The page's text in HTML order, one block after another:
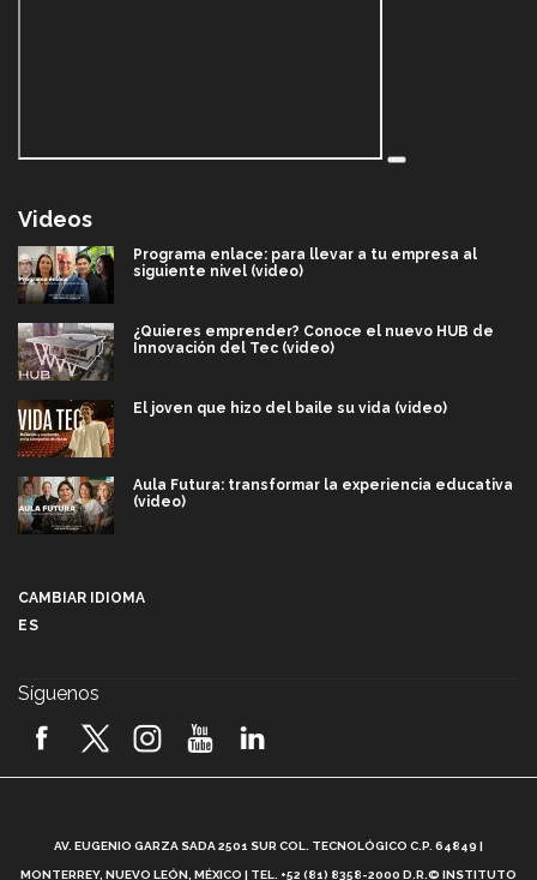
Videos
Programa enlace: para llevar a tu empresa al
siguiente nivel (video)
¿Quieres emprender? Conoce el nuevo HUB de
Innovación del Tec (video)
El joven que hizo del baile su vida (video)
Aula Futura: transformar la experiencia educativa
(video)
2026! (video)
¿Cómo es el Modelo Educativo Tec? (video)
CAMBIAR IDIOMA
ES
Síguenos
AV. EUGENIO GARZA SADA 2501 SUR COL. TECNOLÓGICO C.P. 64849 |
MONTERREY, NUEVO LEÓN, MÉXICO | TEL. +52 (81) 8358-2000 D.R.© INSTITUTO